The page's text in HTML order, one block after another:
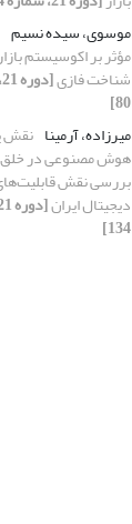
موسوی، سیده نسیم
مؤثر بر اکوسیستم
شناخت فازی
80]
میرزاده، آرمینا نقش
هوش مصنوعی در خلق
بررسی نقش
دیجیتال ایران
134]